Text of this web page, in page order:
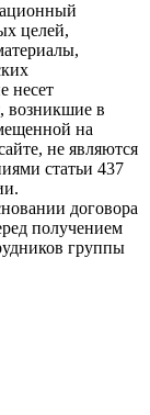
целей,
несет
возникшие в
на
не являются
статьи 437
договора
получением
группы